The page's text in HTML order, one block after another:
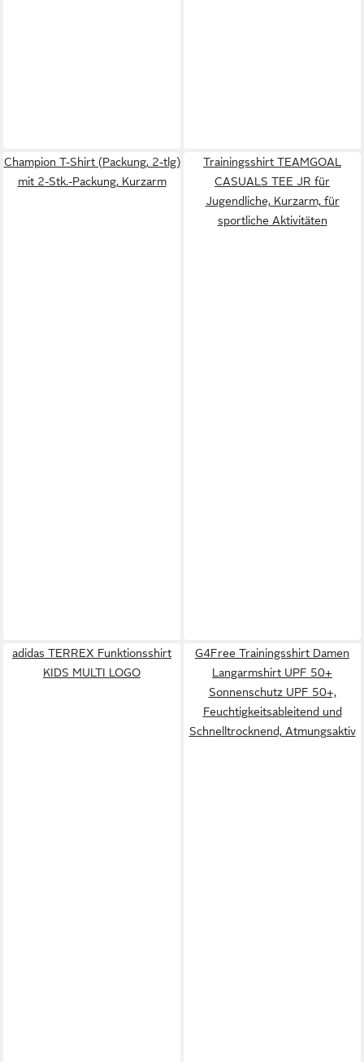
Champion T-Shirt (Packung, 2-tlg)
mit 2-Stk.-Packung, Kurzarm
Trainingsshirt TEAMGOAL
CASUALS TEE JR für
Jugendliche, Kurzarm, für
sportliche Aktivitäten
adidas TERREX Funktionsshirt
KIDS MULTI LOGO
G4Free Trainingsshirt Damen
Langarmshirt UPF 50+
Sonnenschutz UPF 50+,
Feuchtigkeitsableitend und
Schnelltrocknend, Atmungsaktiv